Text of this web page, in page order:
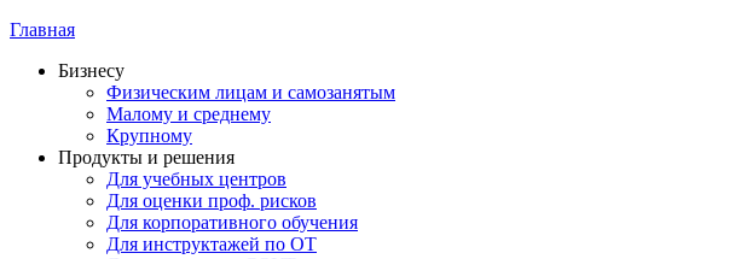
Главная
Бизнесу
Физическим лицам и самозанятым
Малому и среднему
Крупному
Продукты и решения
Для учебных центров
Для оценки проф. рисков
Для корпоративного обучения
Для инструктажей по ОТ